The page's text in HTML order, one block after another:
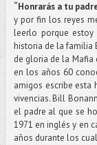
“Honrarás a tu
y por fin los reyes
leerlo porque
historia de la familia
de gloria de la Mafia
en los años 60
amigos escribe esta
vivencias. Bill
el padre al que se
1971 en inglés y en
años durante los